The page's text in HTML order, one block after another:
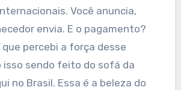
Você anuncia,
envia. E o pagamento?
que percebi a força desse
isso sendo feito do sofá da
no Brasil. Essa é a beleza do